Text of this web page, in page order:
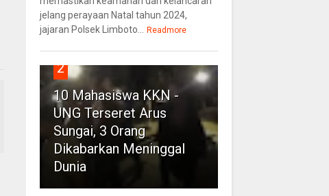
jelang perayaan Natal tahun 2024,
jajaran Polsek Limboto...
Readmore
2
10 Mahasiswa KKN -
UNG Terseret Arus
Sungai, 3 Orang
Dikabarkan Meninggal
Dunia